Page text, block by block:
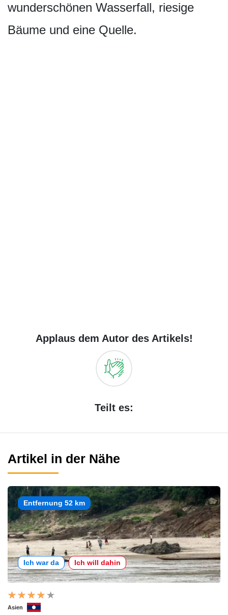
wunderschönen Wasserfall, riesige
Bäume und eine Quelle.
Applaus dem Autor des Artikels!
Teilt es:
Artikel in der Nähe
Entfernung 52 km
Ich war da Ich will dahin
Asien